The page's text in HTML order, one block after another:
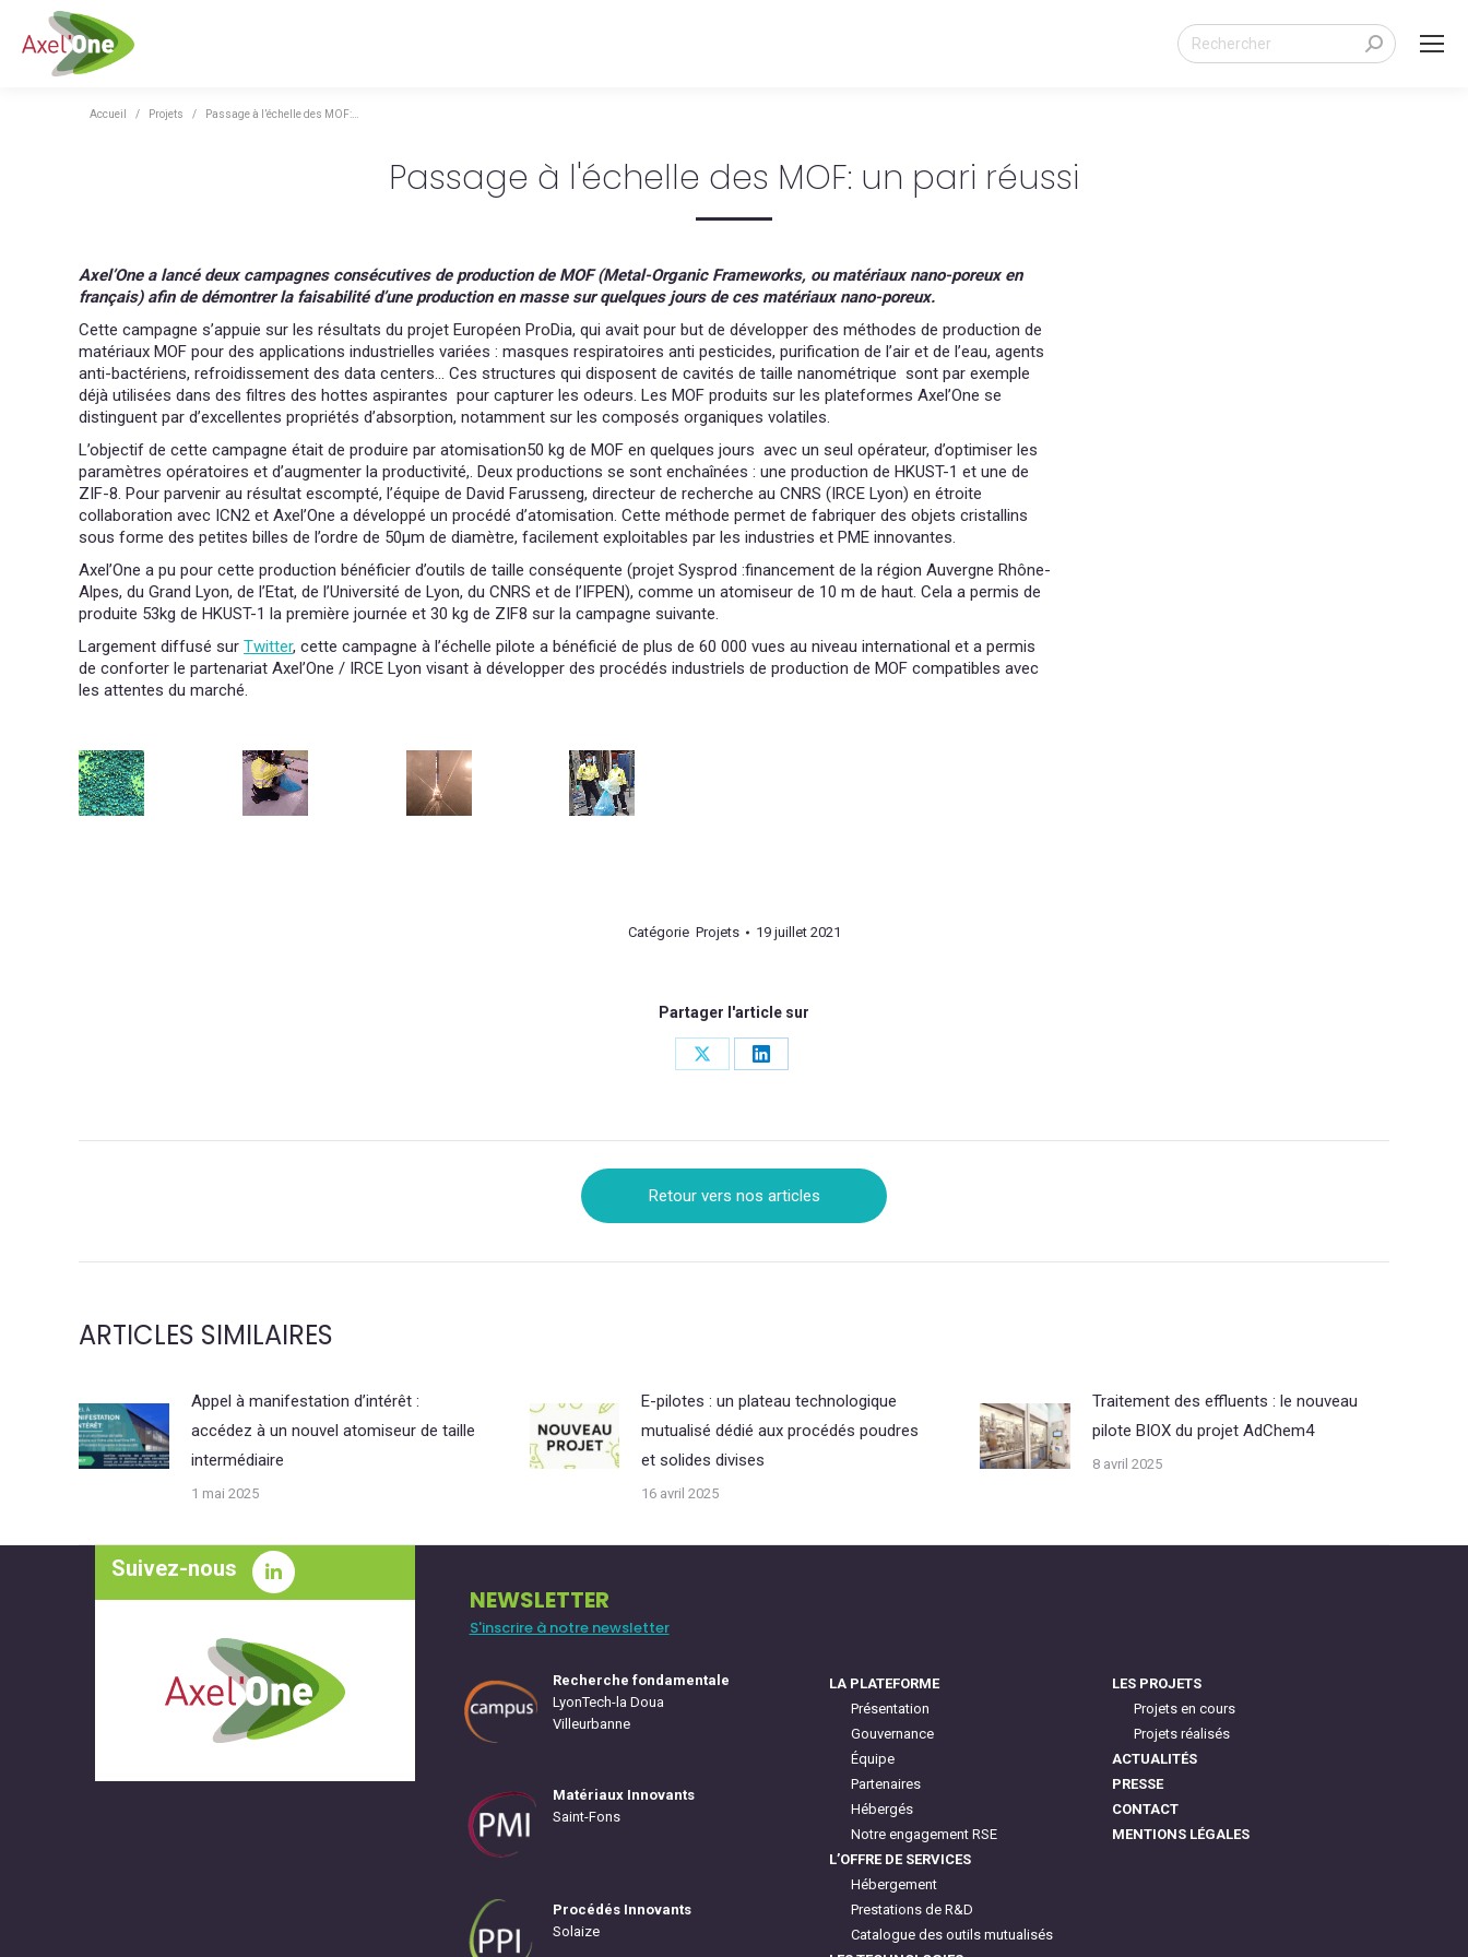
Search:
Vous êtes ici :
Accueil Projets Passage à l’échelle des MOF:…
Passage à l'échelle des MOF: un pari réussi
Axel’One a lancé deux campagnes consécutives de production de MOF (Metal-Organic Frameworks, ou matériaux nano-poreux en
français) afin de démontrer la faisabilité d’une production en masse sur quelques jours de ces matériaux nano-poreux.
Cette campagne s’appuie sur les résultats du projet Européen ProDia, qui avait pour but de développer des méthodes de production de
matériaux MOF pour des applications industrielles variées : masques respiratoires anti pesticides, purification de l’air et de l’eau, agents
anti-bactériens, refroidissement des data centers… Ces structures qui disposent de cavités de taille nanométrique sont par exemple
déjà utilisées dans des filtres des hottes aspirantes pour capturer les odeurs. Les MOF produits sur les plateformes Axel’One se
distinguent par d’excellentes propriétés d’absorption, notamment sur les composés organiques volatiles.
L’objectif de cette campagne était de produire par atomisation50 kg de MOF en quelques jours avec un seul opérateur, d’optimiser les
paramètres opératoires et d’augmenter la productivité,. Deux productions se sont enchaînées : une production de HKUST-1 et une de
ZIF-8. Pour parvenir au résultat escompté, l’équipe de David Farusseng, directeur de recherche au CNRS (IRCE Lyon) en étroite
collaboration avec ICN2 et Axel’One a développé un procédé d’atomisation. Cette méthode permet de fabriquer des objets cristallins
sous forme des petites billes de l’ordre de 50µm de diamètre, facilement exploitables par les industries et PME innovantes.
Axel’One a pu pour cette production bénéficier d’outils de taille conséquente (projet Sysprod :financement de la région Auvergne Rhône-
Alpes, du Grand Lyon, de l’Etat, de l’Université de Lyon, du CNRS et de l’IFPEN), comme un atomiseur de 10 m de haut. Cela a permis de
produite 53kg de HKUST-1 la première journée et 30 kg de ZIF8 sur la campagne suivante.
Largement diffusé sur Twitter, cette campagne à l’échelle pilote a bénéficié de plus de 60 000 vues au niveau international et a permis
de conforter le partenariat Axel’One / IRCE Lyon visant à développer des procédés industriels de production de MOF compatibles avec
les attentes du marché.
Catégorie Projets 19 juillet 2021
Partager l'article sur
Share
Share
COMMENTAIRE
Retour vers nos articles
ARTICLES SIMILAIRES
Appel à manifestation d’intérêt :
accédez à un nouvel atomiseur de taille
intermédiaire
1 mai 2025
E-pilotes : un plateau technologique
mutualisé dédié aux procédés poudres
et solides divises
16 avril 2025
Traitement des effluents : le nouveau
pilote BIOX du projet AdChem4
8 avril 2025
Suivez-nous
NEWSLETTER
S'inscrire à notre newsletter
Recherche fondamentale
LyonTech-la Doua
Villeurbanne
Matériaux Innovants
Saint-Fons
Procédés Innovants
Solaize
LA PLATEFORME
Présentation
Gouvernance
Équipe
Partenaires
Hébergés
Notre engagement RSE
L’OFFRE DE SERVICES
Hébergement
Prestations de R&D
Catalogue des outils mutualisés
LES PROJETS
Projets en cours
Projets réalisés
ACTUALITÉS
PRESSE
CONTACT
MENTIONS LÉGALES